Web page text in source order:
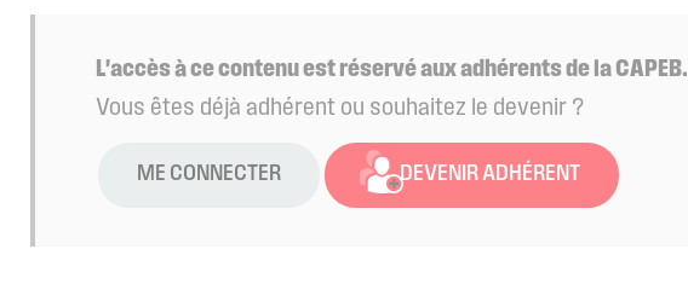
L'accès à ce contenu est réservé aux adhérents de la CAPEB.
Vous êtes déjà adhérent ou souhaitez le devenir ?
ME CONNECTER DEVENIR ADHÉRENT